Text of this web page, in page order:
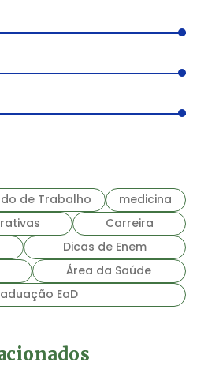
de Trabalho
medicina
Carreira
Dicas de Enem
Área da Saúde
EaD